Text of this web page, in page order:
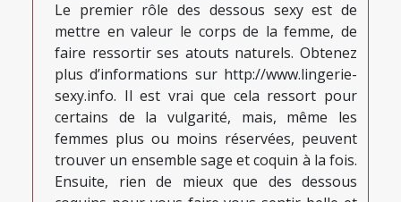
Le premier rôle des dessous sexy est de
mettre en valeur le corps de la femme, de
faire ressortir ses atouts naturels. Obtenez
plus d’informations sur http://www.lingerie-
sexy.info. Il est vrai que cela ressort pour
certains de la vulgarité, mais, même les
femmes plus ou moins réservées, peuvent
trouver un ensemble sage et coquin à la fois.
Ensuite, rien de mieux que des dessous